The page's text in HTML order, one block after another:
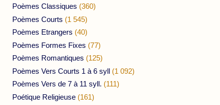
Poèmes Classiques (360)
Poèmes Courts (1 545)
Poèmes Etrangers (40)
Poèmes Formes Fixes (77)
Poèmes Romantiques (125)
Poèmes Vers Courts 1 à 6 syll (1 092)
Poèmes Vers de 7 à 11 syll. (111)
Poétique Religieuse (161)